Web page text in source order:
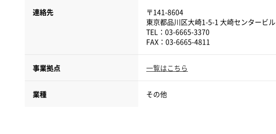
連絡先
〒141-8604
東京都品川区大崎1-5-1 大崎センタービル
TEL：03-6665-3370
事業拠点 一覧はこちら
業種 その他